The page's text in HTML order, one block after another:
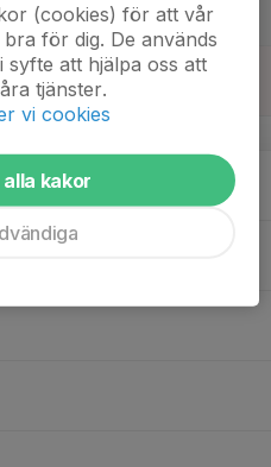
(cookies) för att vår
för dig. De används
att hjälpa oss att
tjänster.
vi cookies
kakor